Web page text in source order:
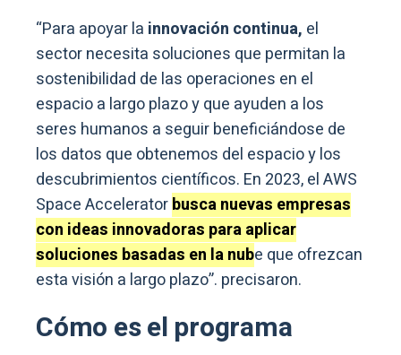
“Para apoyar la innovación continua, el
sector necesita soluciones que permitan la
sostenibilidad de las operaciones en el
espacio a largo plazo y que ayuden a los
seres humanos a seguir beneficiándose de
los datos que obtenemos del espacio y los
descubrimientos científicos. En 2023, el AWS
Space Acceleratorbusca nuevas empresas
con ideas innovadoras para aplicar
soluciones basadas en la nube que ofrezcan
esta visión a largo plazo”. precisaron.
Cómo es el programa